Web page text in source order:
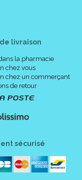
livraison
la pharmacie
chez vous
chez un commerçant
de retour
sécurisé